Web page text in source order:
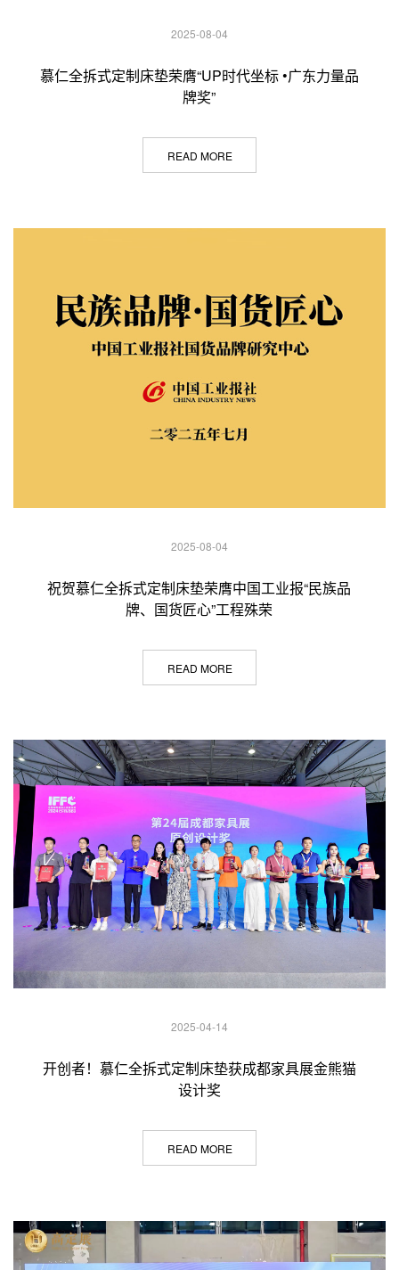
2025-08-04
慕仁全拆式定制床垫荣膺“UP时代坐标 •广东力量品
牌奖”
READ MORE
2025-08-04
祝贺慕仁全拆式定制床垫荣膺中国工业报“民族品
牌、国货匠心”工程殊荣
READ MORE
2025-04-14
开创者！慕仁全拆式定制床垫获成都家具展金熊猫
设计奖
READ MORE